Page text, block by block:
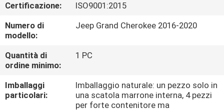
CONTROLLO
DI
QUALITÀ
CONTATTICI
Certificazione:
ISO9001:2015
Numero di
modello:
Jeep Grand Cherokee 2016-2020
Quantità di
ordine minimo:
1 PC
Imballaggi
particolari:
Imballaggio naturale: un pezzo solo in
una scatola marrone interna, 4 pezzi
per forte contenitore ma